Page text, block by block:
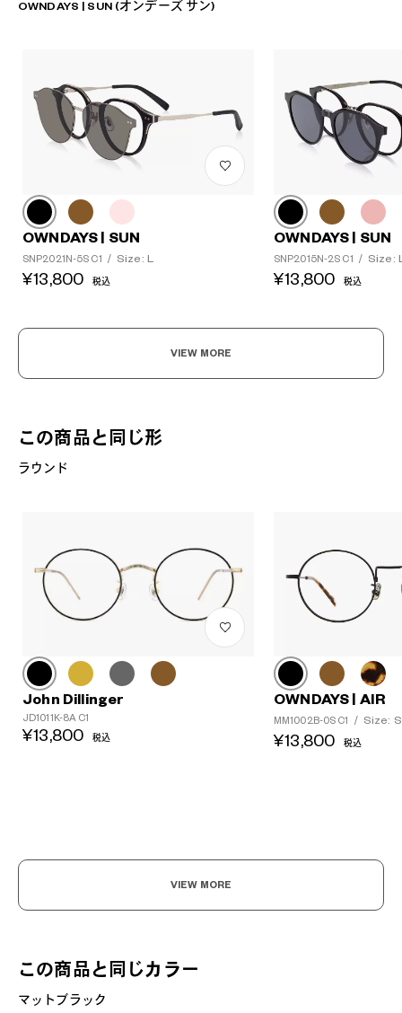
OWNDAYS | SUN (オンデーズ サン)
OWNDAYS | SUN
SNP2021N-5S C1 / Size: L
¥13,800 税込
OWNDAYS | SUN
SNP2015N-2S C1 / Size:
¥13,800 税込
VIEW MORE
この商品と同じ形
ラウンド
John Dillinger
JD1011K-8A C1
¥13,800 税込
OWNDAYS | AIR
MM1002B-0S C1 / Size: S
¥13,800 税込
VIEW MORE
この商品と同じカラー
マットブラック